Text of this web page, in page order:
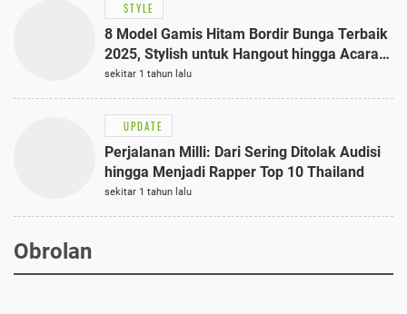
STYLE
8 Model Gamis Hitam Bordir Bunga Terbaik
2025, Stylish untuk Hangout hingga Acara
Semi-Formal
sekitar 1 tahun lalu
UPDATE
Perjalanan Milli: Dari Sering Ditolak Audisi
hingga Menjadi Rapper Top 10 Thailand
sekitar 1 tahun lalu
Obrolan